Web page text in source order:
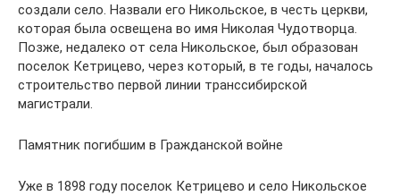
создали село. Назвали его Никольское, в честь церкви,
которая была освещена во имя Николая Чудотворца.
Позже, недалеко от села Никольское, был образован
поселок Кетрицево, через который, в те годы, началось
строительство первой линии транссибирской
магистрали.
Памятник погибшим в Гражданской войне
Уже в 1898 году поселок Кетрицево и село Никольское